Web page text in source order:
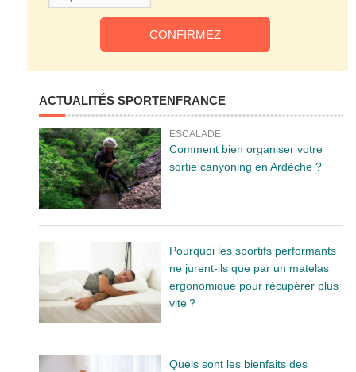
ACTUALITÉS SPORTENFRANCE
ESCALADE
Comment bien organiser votre
sortie canyoning en Ardèche ?
Pourquoi les sportifs performants
ne jurent-ils que par un matelas
ergonomique pour récupérer plus
vite ?
Quels sont les bienfaits des